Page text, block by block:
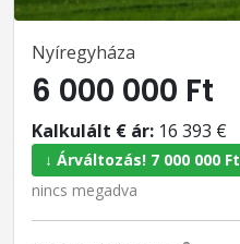
Nyíregyháza
6 000 000 Ft
Kalkulált € ár: 16 393 €
↓ Árváltozás! 7 000 000 Ft
nincs megadva